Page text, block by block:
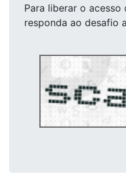
Para liberar o acesso
responda ao desafio